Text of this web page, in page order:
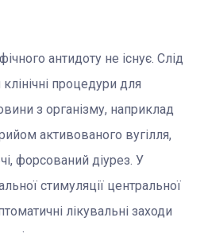
антидоту не існує. Слід
процедури для
з організму, наприклад
активованого вугілля,
форсований діурез. У
стимуляції центральної
лікувальні заходи